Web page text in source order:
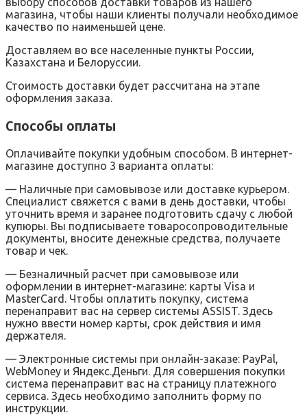
магазина, чтобы наши клиенты получали необходимое
качество по наименьшей цене.
Доставляем во все населенные пункты России,
Казахстана и Белоруссии.
Стоимость доставки будет рассчитана на этапе
оформления заказа.
Способы оплаты
Оплачивайте покупки удобным способом. В интернет-
магазине доступно 3 варианта оплаты:
— Наличные при самовывозе или доставке курьером.
Специалист свяжется с вами в день доставки, чтобы
уточнить время и заранее подготовить сдачу с любой
купюры. Вы подписываете товаросопроводительные
документы, вносите денежные средства, получаете
товар и чек.
— Безналичный расчет при самовывозе или
оформлении в интернет-магазине: карты Visa и
MasterCard. Чтобы оплатить покупку, система
перенаправит вас на сервер системы ASSIST. Здесь
нужно ввести номер карты, срок действия и имя
держателя.
— Электронные системы при онлайн-заказе: PayPal,
WebMoney и Яндекс.Деньги. Для совершения покупки
система перенаправит вас на страницу платежного
сервиса. Здесь необходимо заполнить форму по
инструкции.